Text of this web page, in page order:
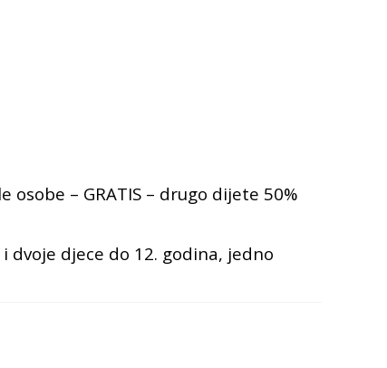
osobe – GRATIS – drugo dijete 50%
dvoje djece do 12. godina, jedno